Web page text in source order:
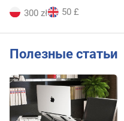
300 zł 50 £
Полезные статьи